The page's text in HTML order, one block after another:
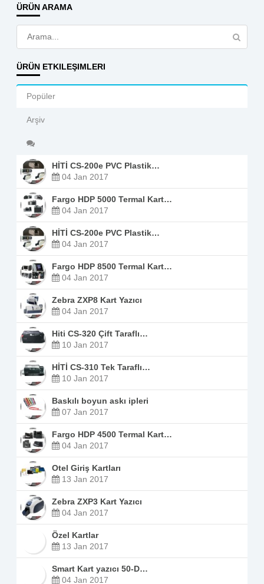
ÜRÜN ARAMA
ÜRÜN ETKILEŞIMLERI
Popüler
Arşiv
HİTİ CS-200e PVC Plastik…
04 Jan 2017
Fargo HDP 5000 Termal Kart…
04 Jan 2017
HİTİ CS-200e PVC Plastik…
04 Jan 2017
Fargo HDP 8500 Termal Kart…
04 Jan 2017
Zebra ZXP8 Kart Yazıcı
04 Jan 2017
Hiti CS-320 Çift Taraflı…
10 Jan 2017
HİTİ CS-310 Tek Taraflı…
10 Jan 2017
Baskılı boyun askı ipleri
07 Jan 2017
Fargo HDP 4500 Termal Kart…
04 Jan 2017
Otel Giriş Kartları
13 Jan 2017
Zebra ZXP3 Kart Yazıcı
04 Jan 2017
Özel Kartlar
13 Jan 2017
Smart Kart yazıcı 50-D…
04 Jan 2017